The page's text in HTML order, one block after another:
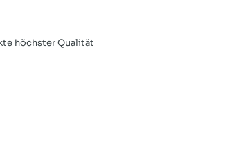
höchster Qualität